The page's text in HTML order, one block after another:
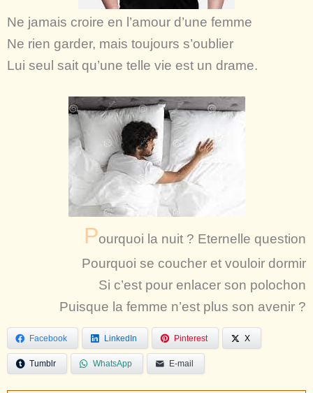
Ne jamais croire en l’amour d’une femme
Ne rien garder, mais toujours s’oublier
Lui seul sait qu’une telle vie est un drame.
Pourquoi la nuit ? Eternelle question
Pourquoi se coucher et vouloir dormir
Si c’est pour enlacer son polochon
Puisque la femme n’est plus son avenir ?
Facebook LinkedIn Pinterest X
Tumblr WhatsApp E-mail